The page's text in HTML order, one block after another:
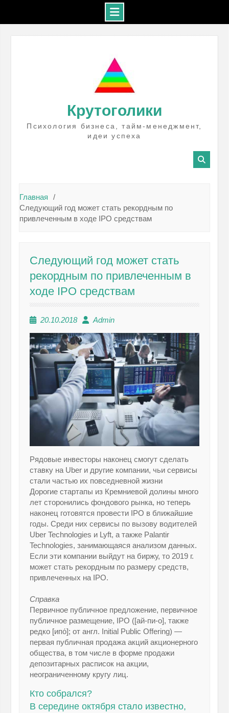
Крутоголики
Психология бизнеса, тайм-менеджмент,
идеи успеха
Главная
Следующий год может стать рекордным по
привлеченным в ходе IPO средствам
Следующий год может стать
рекордным по привлеченным в
ходе IPO средствам
20.10.2018 Admin
Рядовые инвесторы наконец смогут сделать
ставку на Uber и другие компании, чьи сервисы
стали частью их повседневной жизни
Дорогие стартапы из Кремниевой долины много
лет сторонились фондового рынка, но теперь
наконец готовятся провести IPO в ближайшие
годы. Среди них сервисы по вызову водителей
Uber Technologies и Lyft, а также Palantir
Technologies, занимающаяся анализом данных.
Если эти компании выйдут на биржу, то 2019 г.
может стать рекордным по размеру средств,
привлеченных на IPO.
Справка
Первичное публичное предложение, первичное
публичное размещение, IPO ([ай-пи-о], также
редко [ипо́]; от англ. Initial Public Offering) —
первая публичная продажа акций акционерного
общества, в том числе в форме продажи
депозитарных расписок на акции,
неограниченному кругу лиц.
Кто собрался?
В середине октября стало известно,